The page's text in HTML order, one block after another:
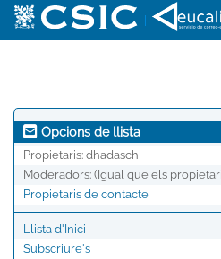
Opcions de llista
Propietaris: dhadasch
Moderadors: (Igual que els
Propietaris de contacte
Llista d'Inici
Subscriure's